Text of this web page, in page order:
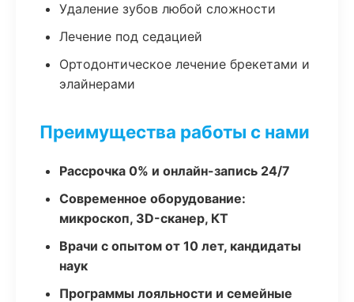
Удаление зубов любой сложности
Лечение под седацией
Ортодонтическое лечение брекетами и
элайнерами
Преимущества работы с нами
Рассрочка 0% и онлайн-запись 24/7
Современное оборудование:
микроскоп, 3D-сканер, КТ
Врачи с опытом от 10 лет, кандидаты
наук
Программы лояльности и семейные